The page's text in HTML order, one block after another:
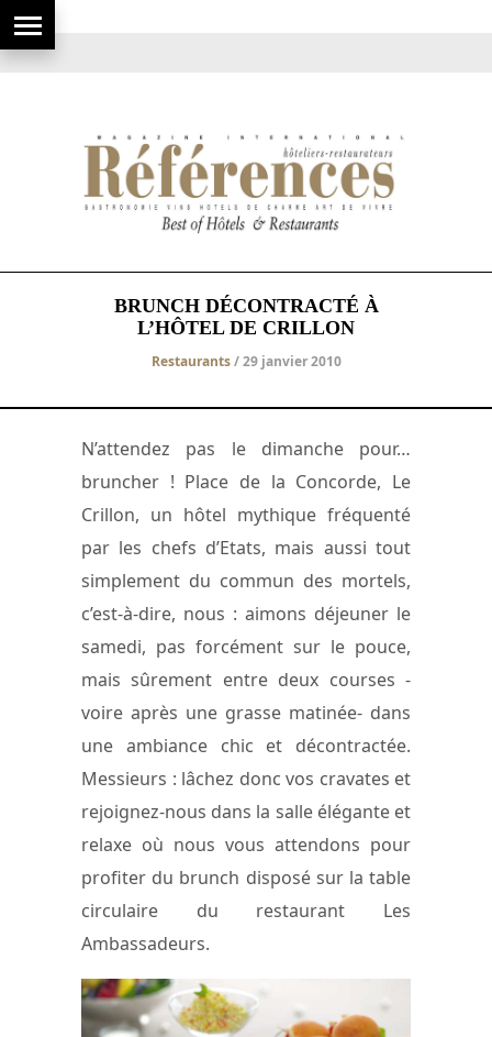
BRUNCH DÉCONTRACTÉ À
L’HÔTEL DE CRILLON
Restaurants/ 29 janvier 2010
N’attendez pas le dimanche pour…
bruncher ! Place de la Concorde, Le
Crillon, un hôtel mythique fréquenté
par les chefs d’Etats, mais aussi tout
simplement du commun des mortels,
c’est-à-dire, nous : aimons déjeuner le
samedi, pas forcément sur le pouce,
mais sûrement entre deux courses -
voire après une grasse matinée- dans
une ambiance chic et décontractée.
Messieurs : lâchez donc vos cravates et
rejoignez-nous dans la salle élégante et
relaxe où nous vous attendons pour
profiter du brunch disposé sur la table
circulaire du restaurant Les
Ambassadeurs.